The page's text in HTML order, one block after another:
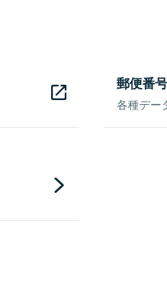
郵便番
各種デー